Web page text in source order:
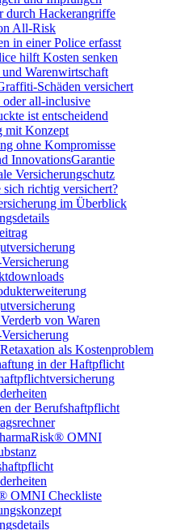
durch Hackerangriffe
All-Risk
in einer Police erfasst
hilft Kosten senken
Warenwirtschaft
Schäden versichert
all-inclusive
ist entscheidend
mit Konzept
ohne Kompromisse
InnovationsGarantie
Versicherungschutz
sich richtig versichert?
im Überblick
von Waren
als Kostenproblem
in der Haftpflicht
der Berufshaftpflicht
OMNI
OMNI Checkliste